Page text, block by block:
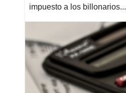
impuesto a los billonarios...